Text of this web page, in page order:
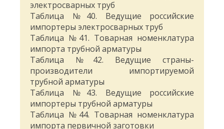
электросварных труб
Таблица №40. Ведущие российские
импортеры электросварных труб
Таблица №41. Товарная номенклатура
импорта трубной арматуры
Таблица №42. Ведущие страны-
производители импортируемой
трубной арматуры
Таблица №43. Ведущие российские
импортеры трубной арматуры
Таблица №44. Товарная номенклатура
импорта первичной заготовки